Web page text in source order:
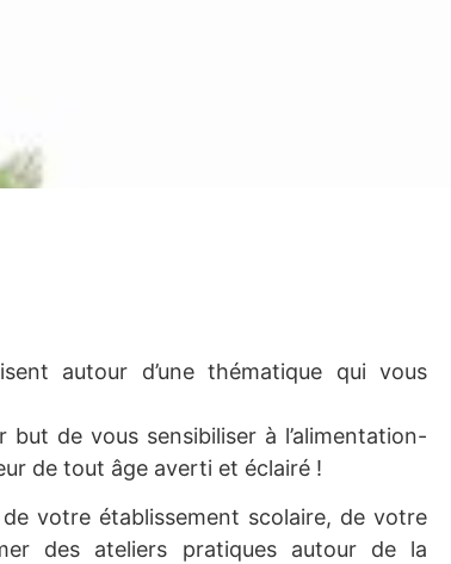
autour d’une thématique qui vous
de vous sensibiliser à l’alimentation-
de tout âge averti et éclairé !
votre établissement scolaire, de votre
des ateliers pratiques autour de la